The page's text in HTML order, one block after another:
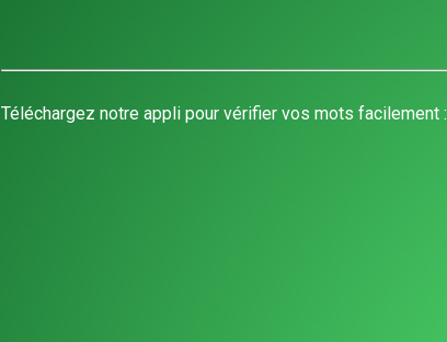
Téléchargez notre appli pour vérifier vos mots facilement :